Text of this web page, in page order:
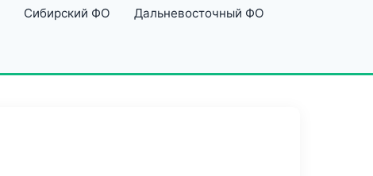
Сибирский ФО Дальневосточный ФО